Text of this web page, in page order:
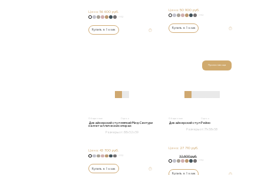
Цена: 56 600 руб.
+152
Купить в 1 клик
Цена:50 900 руб.
+152
Купить в 1 клик
Дизайнерский стул мягкий Мид-Сентури
на металлических опорах
Размеры от: 88х52х59
Цена: 43 700 руб.
+152
Купить в 1 клик
Промо месяца
Дизайнерский стул Рейно
Размеры от: 77х58х58
Цена:27 710 руб.
32 600 руб.
+152
Купить в 1 клик